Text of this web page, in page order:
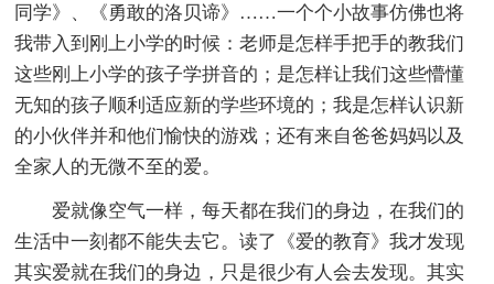
同学》、《勇敢的洛贝谛》……一个个小故事仿佛也将
我带入到刚上小学的时候：老师是怎样手把手的教我们
这些刚上小学的孩子学拼音的；是怎样让我们这些懵懂
无知的孩子顺利适应新的学些环境的；我是怎样认识新
的小伙伴并和他们愉快的游戏；还有来自爸爸妈妈以及
全家人的无微不至的爱。
爱就像空气一样，每天都在我们的身边，在我们的
生活中一刻都不能失去它。读了《爱的教育》我才发现
其实爱就在我们的身边，只是很少有人会去发现。其实